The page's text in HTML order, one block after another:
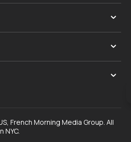
French Morning Media Group. All
NYC.